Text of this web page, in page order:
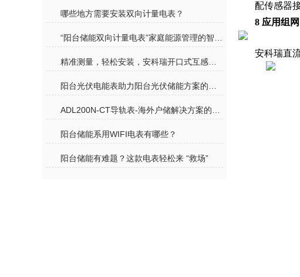
哪些地方需要安装双向计量电表？
阳台储能系用WIFI电表有哪些？
阳台储能有难题？这款电表轻松来 “救场”
配传感器
8 应用组
安科瑞直